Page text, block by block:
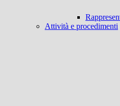
Attività e procedimenti